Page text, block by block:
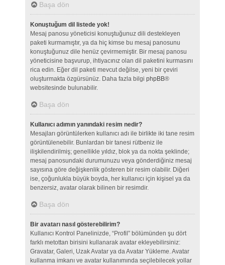
Başa dön
Konuştuğum dil listede yok!
Mesaj panosu yöneticisi konuştuğunuz dili destekleyen
paketi kurmamıştır, ya da hiç kimse bu mesaj panosunu
konuştuğunuz dile henüz çevirmemiştir. Bir mesaj panosu
yöneticisine başvurup, ihtiyacınız olan dil paketini kurmasını
rica edin. Eğer dil paketi mevcut değilse, yeni bir çeviri
oluşturmakta özgürsünüz. Daha fazla bilgi phpBB®
websitesinde bulunabilir.
Başa dön
Kullanıcı adımın yanındaki resim nedir?
Mesajları görüntülerken kullanıcı adı ile birlikte iki tane resim
görüntülenebilir. Bunlardan bir tanesi rütbeniz ile
ilişkilendirilmiş; genellikle yıldız, blok ya da nokta şeklinde;
mesaj panosundaki durumunuzu veya gönderdiğiniz mesaj
sayısına göre değişkenlik gösteren bir resim olabilir. Diğeri
ise, çoğunlukla büyük boyda, her kullanıcı için kişisel ya da
benzersiz, avatar olarak bilinen bir resimdir.
Başa dön
Bir avatarı nasıl gösterebilirim?
Kullanıcı Kontrol Panelinizde, “Profil” bölümünden şu dört
farklı metottan birisini kullanarak avatar ekleyebilirsiniz:
Gravatar, Galeri, Uzak Avatar ya da Avatar Yükleme. Avatar
kullanma imkanı ve avatar kullanımında seçilebilecek yollar